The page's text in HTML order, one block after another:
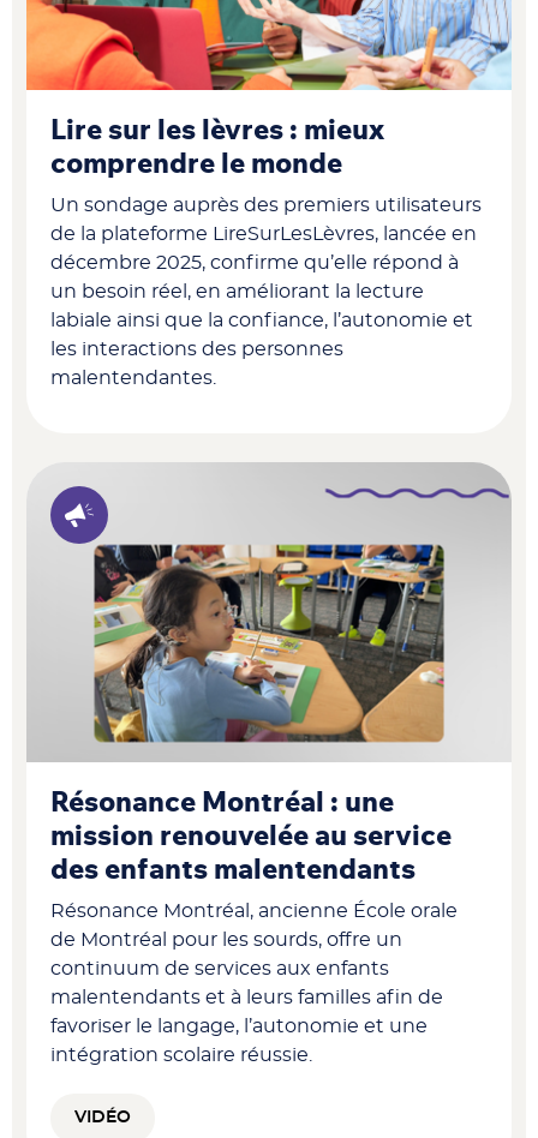
Lire sur les lèvres : mieux
comprendre le monde
Un sondage auprès des premiers utilisateurs
de la plateforme LireSurLesLèvres, lancée en
décembre 2025, confirme qu’elle répond à
un besoin réel, en améliorant la lecture
labiale ainsi que la confiance, l’autonomie et
les interactions des personnes
malentendantes.
Résonance Montréal : une
mission renouvelée au service
des enfants malentendants
Résonance Montréal, ancienne École orale
de Montréal pour les sourds, offre un
continuum de services aux enfants
malentendants et à leurs familles afin de
favoriser le langage, l’autonomie et une
intégration scolaire réussie.
VIDÉO